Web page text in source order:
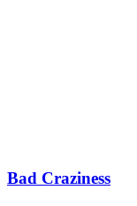
Bad Craziness